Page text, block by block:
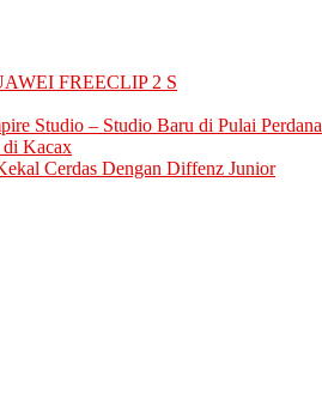
FREECLIP 2 S
Studio – Studio Baru di Pulai Perdana
di Kacax
Cerdas Dengan Diffenz Junior